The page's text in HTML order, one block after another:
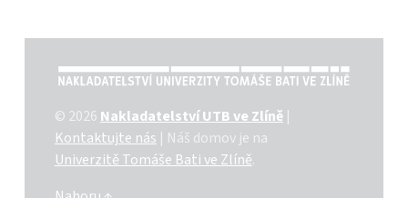
NAKLADATELSTVÍ UTB VE ZLÍNĚ
© 2026 Nakladatelství UTB ve Zlíně |
Kontaktujte nás | Náš domov je na
Univerzitě Tomáše Bati ve Zlíně.